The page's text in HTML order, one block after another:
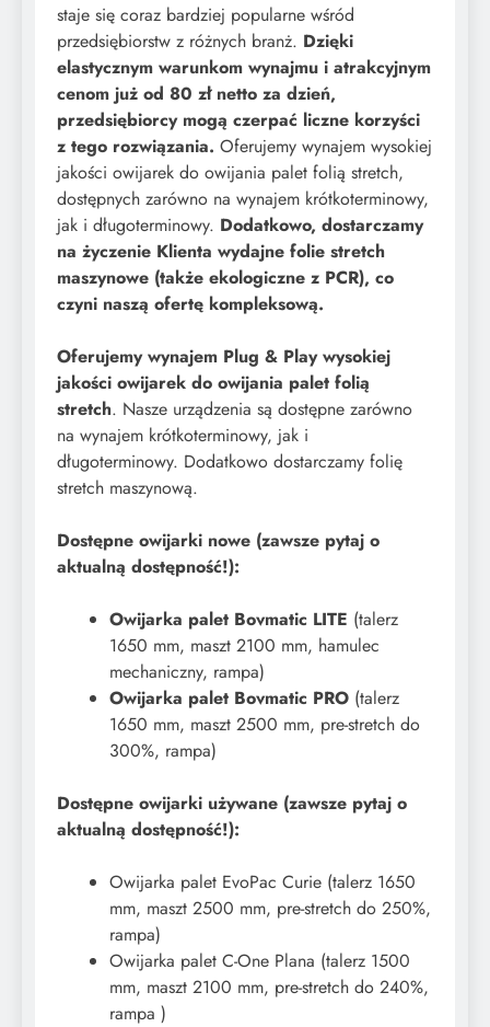
staje się coraz bardziej popularne wśród
przedsiębiorstw z różnych branż. Dzięki
elastycznym warunkom wynajmu i atrakcyjnym
cenom już od 80 zł netto za dzień,
przedsiębiorcy mogą czerpać liczne korzyści
z tego rozwiązania. Oferujemy wynajem wysokiej
jakości owijarek do owijania palet folią stretch,
dostępnych zarówno na wynajem krótkoterminowy,
jak i długoterminowy. Dodatkowo, dostarczamy
na życzenie Klienta wydajne folie stretch
maszynowe (także ekologiczne z PCR), co
czyni naszą ofertę kompleksową.
Oferujemy wynajem Plug & Play wysokiej
jakości owijarek do owijania palet folią
stretch. Nasze urządzenia są dostępne zarówno
na wynajem krótkoterminowy, jak i
długoterminowy. Dodatkowo dostarczamy folię
stretch maszynową.
Dostępne owijarki nowe (zawsze pytaj o
aktualną dostępność!):
Owijarka palet Bovmatic LITE (talerz
1650 mm, maszt 2100 mm, hamulec
mechaniczny, rampa)
Owijarka palet Bovmatic PRO (talerz
1650 mm, maszt 2500 mm, pre-stretch do
300%, rampa)
Dostępne owijarki używane (zawsze pytaj o
aktualną dostępność!):
Owijarka palet EvoPac Curie (talerz 1650
mm, maszt 2500 mm, pre-stretch do 250%,
rampa)
Owijarka palet C-One Plana (talerz 1500
mm, maszt 2100 mm, pre-stretch do 240%,
rampa )